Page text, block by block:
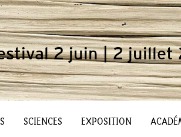
2 juin | 2 juillet
SCIENCES EXPOSITION